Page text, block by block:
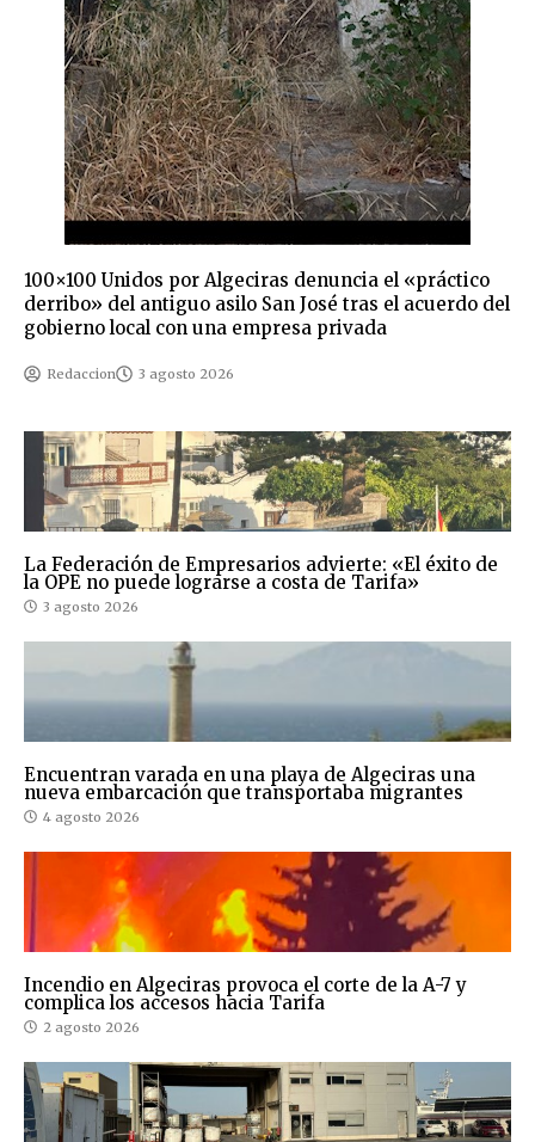
100×100 Unidos por Algeciras denuncia el «práctico
derribo» del antiguo asilo San José tras el acuerdo del
gobierno local con una empresa privada
Redaccion 3 agosto 2026
La Federación de Empresarios advierte: «El éxito de
la OPE no puede lograrse a costa de Tarifa»
3 agosto 2026
Encuentran varada en una playa de Algeciras una
nueva embarcación que transportaba migrantes
4 agosto 2026
Incendio en Algeciras provoca el corte de la A-7 y
complica los accesos hacia Tarifa
2 agosto 2026